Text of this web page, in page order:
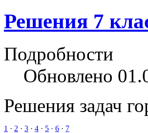
Решения 7
Подробности
Обновлено
Решения задач
1 · 2 · 3 · 4 · 5 · 6 · 7